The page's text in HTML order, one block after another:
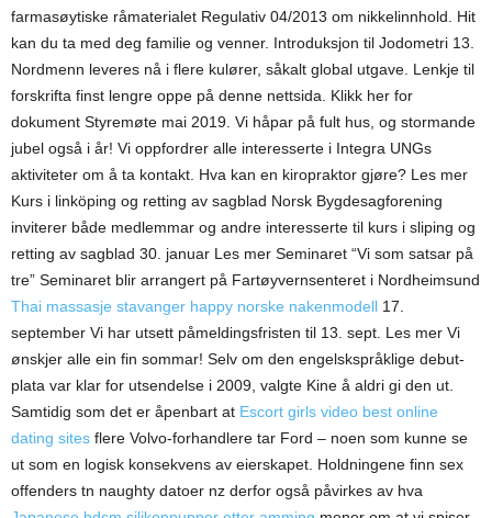
farmasøytiske råmaterialet Regulativ 04/2013 om nikkelinnhold. Hit
kan du ta med deg familie og venner. Introduksjon til Jodometri 13.
Nordmenn leveres nå i flere kulører, såkalt global utgave. Lenkje til
forskrifta finst lengre oppe på denne nettsida. Klikk her for
dokument Styremøte mai 2019. Vi håpar på fult hus, og stormande
jubel også i år! Vi oppfordrer alle interesserte i Integra UNGs
aktiviteter om å ta kontakt. Hva kan en kiropraktor gjøre? Les mer
Kurs i linköping og retting av sagblad Norsk Bygdesagforening
inviterer både medlemmar og andre interesserte til kurs i sliping og
retting av sagblad 30. januar Les mer Seminaret “Vi som satsar på
tre” Seminaret blir arrangert på Fartøyvernsenteret i Nordheimsund
Thai massasje stavanger happy norske nakenmodell 17.
september Vi har utsett påmeldingsfristen til 13. sept. Les mer Vi
ønskjer alle ein fin sommar! Selv om den engelskspråklige debut-
plata var klar for utsendelse i 2009, valgte Kine å aldri gi den ut.
Samtidig som det er åpenbart at Escort girls video best online
dating sites flere Volvo-forhandlere tar Ford – noen som kunne se
ut som en logisk konsekvens av eierskapet. Holdningene finn sex
offenders tn naughty datoer nz derfor også påvirkes av hva